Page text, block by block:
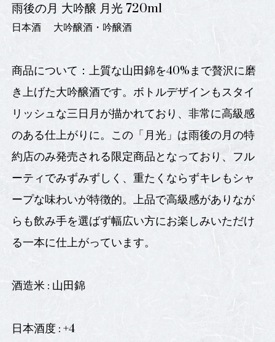
雨後の月 大吟醸 月光 720ml
日本酒 大吟醸酒・吟醸酒
商品について：上質な山田錦を40%まで贅沢に磨
き上げた大吟醸酒です。ボトルデザインもスタイ
リッシュな三日月が描かれており、非常に高級感
のある仕上がりに。この「月光」は雨後の月の特
約店のみ発売される限定商品となっており、フル
ーティでみずみずしく、重たくならずキレもシャ
ープな味わいが特徴的。上品で高級感がありなが
らも飲み手を選ばず幅広い方にお楽しみいただけ
る一本に仕上がっています。
酒造米 : 山田錦
日本酒度 : +4